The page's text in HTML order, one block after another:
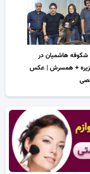
شکوفه هاشمیان در
+ همسرش | عکس